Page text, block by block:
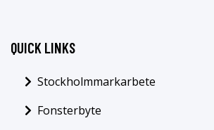
QUICK LINKS
Stockholmmarkarbete
Fonsterbyte